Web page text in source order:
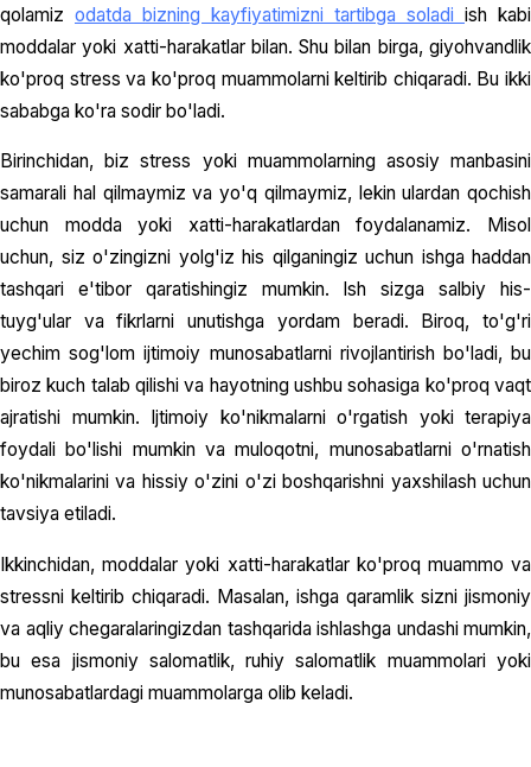
qolamiz odatda bizning kayfiyatimizni tartibga soladi ish kabi
moddalar yoki xatti-harakatlar bilan. Shu bilan birga, giyohvandlik
ko'proq stress va ko'proq muammolarni keltirib chiqaradi. Bu ikki
sababga ko'ra sodir bo'ladi.
Birinchidan, biz stress yoki muammolarning asosiy manbasini
samarali hal qilmaymiz va yo'q qilmaymiz, lekin ulardan qochish
uchun modda yoki xatti-harakatlardan foydalanamiz. Misol
uchun, siz o'zingizni yolg'iz his qilganingiz uchun ishga haddan
tashqari e'tibor qaratishingiz mumkin. Ish sizga salbiy his-
tuyg'ular va fikrlarni unutishga yordam beradi. Biroq, to'g'ri
yechim sog'lom ijtimoiy munosabatlarni rivojlantirish bo'ladi, bu
biroz kuch talab qilishi va hayotning ushbu sohasiga ko'proq vaqt
ajratishi mumkin. Ijtimoiy ko'nikmalarni o'rgatish yoki terapiya
foydali bo'lishi mumkin va muloqotni, munosabatlarni o'rnatish
ko'nikmalarini va hissiy o'zini o'zi boshqarishni yaxshilash uchun
tavsiya etiladi.
Ikkinchidan, moddalar yoki xatti-harakatlar ko'proq muammo va
stressni keltirib chiqaradi. Masalan, ishga qaramlik sizni jismoniy
va aqliy chegaralaringizdan tashqarida ishlashga undashi mumkin,
bu esa jismoniy salomatlik, ruhiy salomatlik muammolari yoki
munosabatlardagi muammolarga olib keladi.